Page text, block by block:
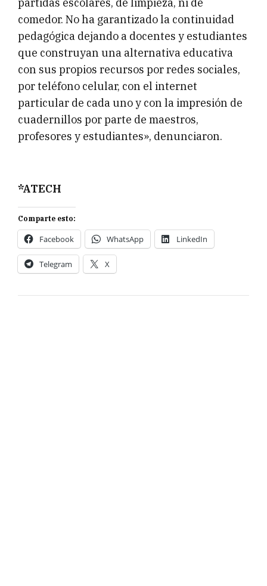
partidas escolares, de limpieza, ni de
comedor. No ha garantizado la continuidad
pedagógica dejando a docentes y estudiantes
que construyan una alternativa educativa
con sus propios recursos por redes sociales,
por teléfono celular, con el internet
particular de cada uno y con la impresión de
cuadernillos por parte de maestros,
profesores y estudiantes», denunciaron.
*ATECH
Comparte esto:
Facebook WhatsApp LinkedIn
Telegram X